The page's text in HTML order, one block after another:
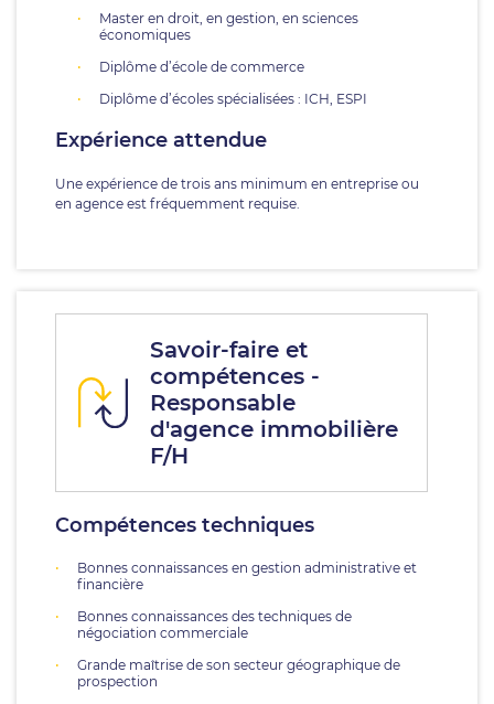
Master en droit, en gestion, en sciences
économiques
Diplôme d’école de commerce
Diplôme d’écoles spécialisées : ICH, ESPI
Expérience attendue
Une expérience de trois ans minimum en entreprise ou
en agence est fréquemment requise.
Savoir-faire et
compétences -
Responsable
d'agence immobilière
F/H
Compétences techniques
Bonnes connaissances en gestion administrative et
financière
Bonnes connaissances des techniques de
négociation commerciale
Grande maîtrise de son secteur géographique de
prospection